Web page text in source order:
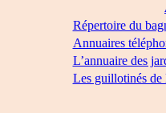
Répertoire du
Annuaires
L’annuaire des
Les guillotinés de